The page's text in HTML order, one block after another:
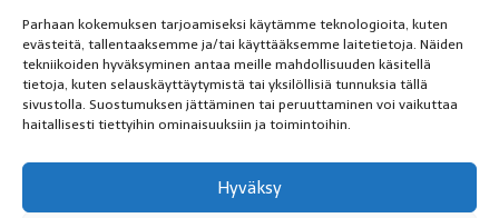
Parhaan kokemuksen tarjoamiseksi käytämme teknologioita, kuten
evästeitä, tallentaaksemme ja/tai käyttääksemme laitetietoja. Näiden
tekniikoiden hyväksyminen antaa meille mahdollisuuden käsitellä
tietoja, kuten selauskäyttäytymistä tai yksilöllisiä tunnuksia tällä
sivustolla. Suostumuksen jättäminen tai peruuttaminen voi vaikuttaa
haitallisesti tiettyihin ominaisuuksiin ja toimintoihin.
Hyväksy
Terveys
Tekniikka
Matkailu